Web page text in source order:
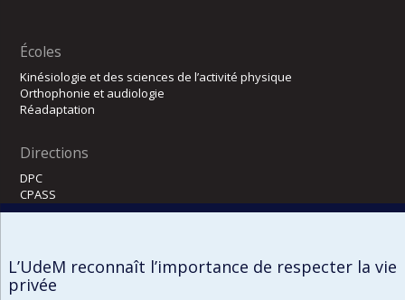
Écoles
Kinésiologie et des sciences de l’activité physique
Orthophonie et audiologie
Réadaptation
Directions
DPC
CPASS
Éthique clinique
L’UdeM reconnaît l’importance de respecter la vie
privée